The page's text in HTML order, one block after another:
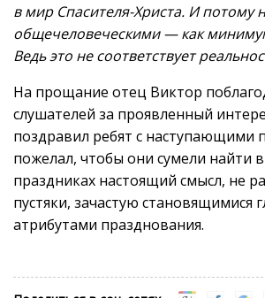
в мир Спасителя-Христа. И потому
общечеловеческими — как
Ведь это не соответствует
На прощание отец Виктор
слушателей за проявленный
поздравил ребят с наступающими
пожелал, чтобы они сумели найти
праздниках настоящий смысл, не
пустяки, зачастую становящимися
атрибутами празднования.